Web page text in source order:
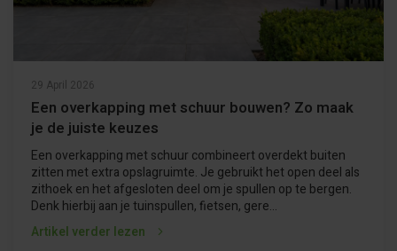
29 April 2026
Een overkapping met schuur bouwen? Zo maak
je de juiste keuzes
Een overkapping met schuur combineert overdekt buiten
zitten met extra opslagruimte. Je gebruikt het open deel als
zithoek en het afgesloten deel om je spullen op te bergen.
Denk hierbij aan je tuinspullen, fietsen, gere...
Artikel verder lezen